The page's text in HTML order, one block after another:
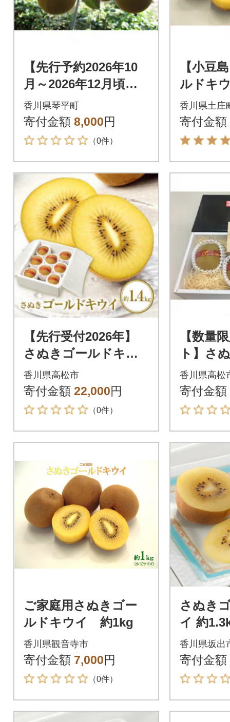
【先行予約2026年10
月～2026年12月頃お
届け】さぬきゴール
ドキウイ 約1kg
香川県琴平町
寄付金額 8,000円
（0件）
【小豆
ルドキ
5kg
香川県土庄
寄付金額
【先行受付2026年】
さぬきゴールドキウ
イ化粧箱 約1.4kg
香川県高松市
寄付金額 22,000円
（0件）
【数量
ト】さ
キウイ
約600g
香川県高松
寄付金額
ご家庭用さぬきゴー
ルドキウイ 約1kg
香川県観音寺市
寄付金額 7,000円
（0件）
さぬき
イ 約
香川県坂出
寄付金額